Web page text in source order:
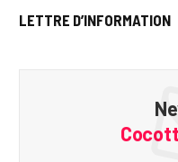
LETTRE D’INFORMATION